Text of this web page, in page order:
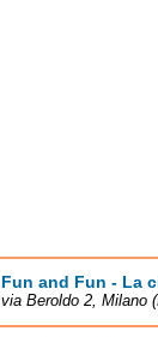
Fun and Fun - La
via Beroldo 2, Milano